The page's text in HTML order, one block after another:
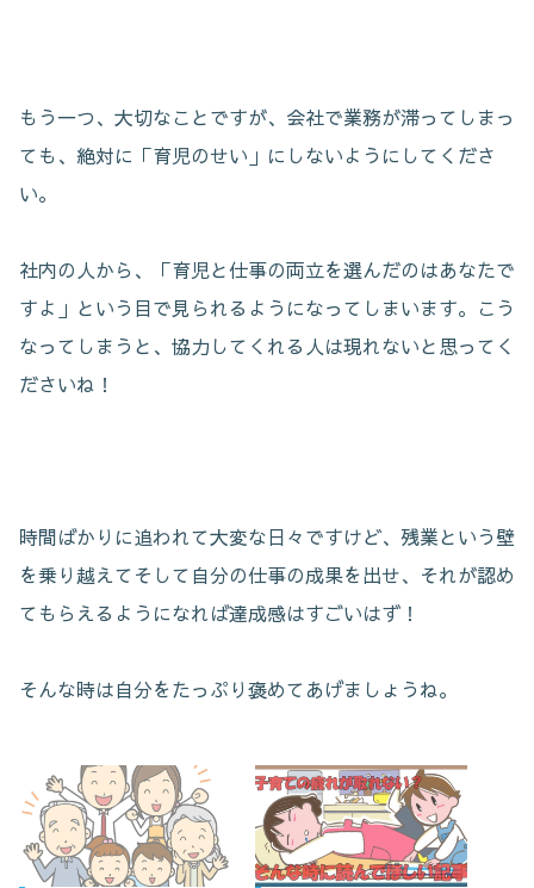
もう一つ、大切なことですが、会社で業務が滞ってしまっ
ても、絶対に「育児のせい」にしないようにしてくださ
い。
社内の人から、「育児と仕事の両立を選んだのはあなたで
すよ」という目で見られるようになってしまいます。こう
なってしまうと、協力してくれる人は現れないと思ってく
ださいね！
時間ばかりに追われて大変な日々ですけど、残業という壁
を乗り越えてそして自分の仕事の成果を出せ、それが認め
てもらえるようになれば達成感はすごいはず！
そんな時は自分をたっぷり褒めてあげましょうね。